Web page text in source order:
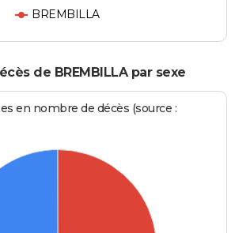
BREMBILLA
de BREMBILLA par sexe
en nombre de décès (source :